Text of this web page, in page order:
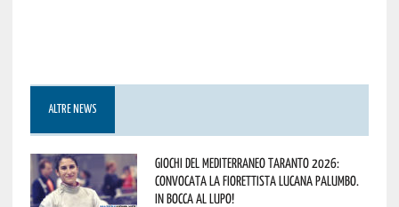
ALTRE NEWS
Giochi del Mediterraneo Taranto 2026:
convocata la fiorettista lucana Palumbo.
In bocca al lupo!